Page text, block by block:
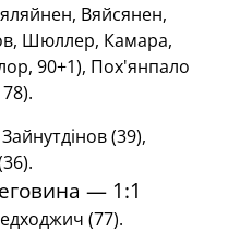
Вяйсянен,
Шюллер, Камара,
90+1), Пох'янпало
(39),
— 1:1
(77).